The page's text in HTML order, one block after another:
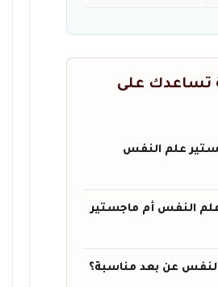
تساعدك على
علم النفس
علم النفس أم ماجستير
عن بعد مناسبة؟